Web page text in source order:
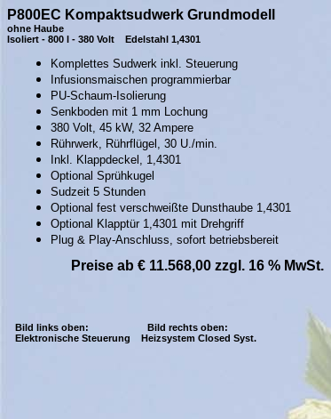
P800EC Kompaktsudwerk Grundmodell
ohne Haube
Isoliert - 800 l - 380 Volt
Edelstahl 1,4301
Komplettes Sudwerk inkl. Steuerung
Infusionsmaischen programmierbar
PU-Schaum-Isolierung
Senkboden mit 1 mm Lochung
380 Volt, 45 kW, 32 Ampere
Rührwerk, Rührflügel, 30 U./min.
Inkl. Klappdeckel, 1,4301
Optional Sprühkugel
Sudzeit 5 Stunden
Optional fest verschweißte Dunsthaube 1,4301
Optional Klapptür 1,4301 mit Drehgriff
Plug & Play-Anschluss, sofort betriebsbereit
Preise ab € 11.568,00 zzgl. 16 % MwSt.
Bild links oben:
Bild rechts oben:
Elektronische Steuerung
Heizsystem Closed Syst.